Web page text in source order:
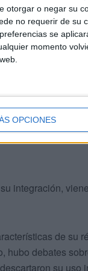
otorgar o negar su
no requerir de su
se
momento
OPCIONES
aunque
no a través de la
integración,
de su
hubo debates
su uso